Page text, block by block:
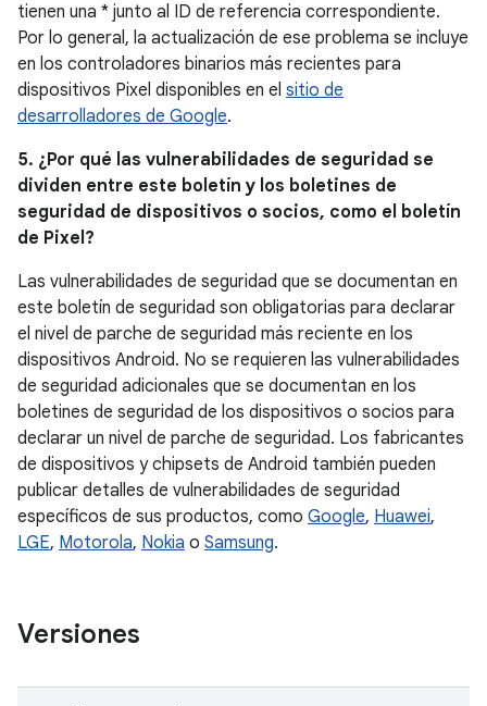
tienen una * junto al ID de referencia correspondiente.
Por lo general, la actualización de ese problema se incluye
en los controladores binarios más recientes para
dispositivos Pixel disponibles en el sitio de
desarrolladores de Google.
5. ¿Por qué las vulnerabilidades de seguridad se
dividen entre este boletín y los boletines de
seguridad de dispositivos o socios, como el boletín
de Pixel?
Las vulnerabilidades de seguridad que se documentan en
este boletín de seguridad son obligatorias para declarar
el nivel de parche de seguridad más reciente en los
dispositivos Android. No se requieren las vulnerabilidades
de seguridad adicionales que se documentan en los
boletines de seguridad de los dispositivos o socios para
declarar un nivel de parche de seguridad. Los fabricantes
de dispositivos y chipsets de Android también pueden
publicar detalles de vulnerabilidades de seguridad
específicos de sus productos, como Google, Huawei,
LGE, Motorola, Nokia o Samsung.
Versiones